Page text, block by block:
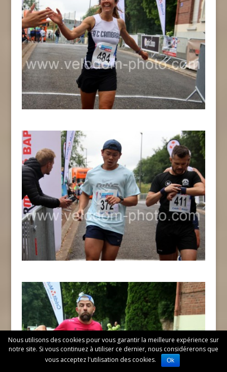
Nous utilisons des cookies pour vous garantir la meilleure expérience sur
notre site. Si vous continuez à utiliser ce dernier, nous considérerons que
vous acceptez l'utilisation des cookies.
Ok